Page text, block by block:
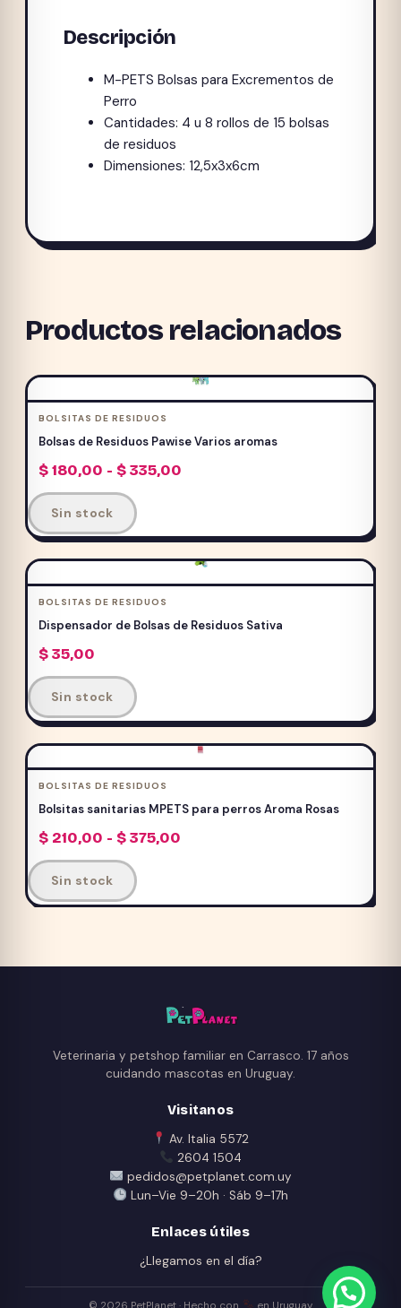
Descripción
M-PETS Bolsas para Excrementos de
Perro
Cantidades: 4 u 8 rollos de 15 bolsas
de residuos
Dimensiones: 12,5x3x6cm
Productos relacionados
BOLSITAS DE RESIDUOS
Bolsas de Residuos Pawise Varios aromas
$180,00 - $335,00Rango
$ 180,00
hasta
$ 335,00
Sin stock
producto
tiene
múltiples
variantes.
elegir
en
la
página
de
producto
BOLSITAS DE RESIDUOS
Dispensador de Bolsas de Residuos Sativa
$35,00
Sin stock
BOLSITAS DE RESIDUOS
Bolsitas sanitarias MPETS para perros Aroma Rosas
$210,00 - $375,00Rango
$ 210,00
Sin stock
opciones
pueden
elegir
página
producto
Veterinaria y petshop familiar en Carrasco. 17 años
cuidando mascotas en Uruguay.
Visitanos
Av. Italia 5572
2604 1504
pedidos@petplanet.com.uy
Lun–Vie 9–20h · Sáb 9–17h
Enlaces útiles
¿Llegamos en el día?